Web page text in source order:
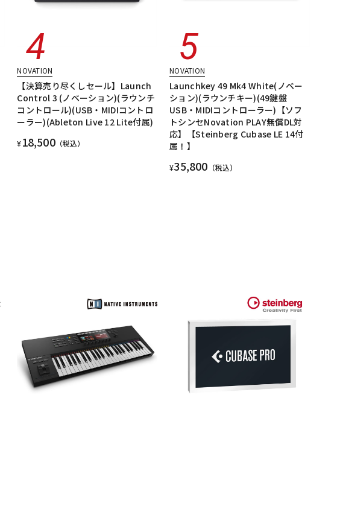
NOVATION
【決算売り尽くしセール】Launch
Control 3 (ノベーション)(ラウンチ
コントロール)(USB・MIDIコントロ
ーラー)(Ableton Live 12 Lite付属)
¥18,500（税込）
NOVATION
Launchkey 49 Mk4 White(ノベー
ション)(ラウンチキー)(49鍵盤
USB・MIDIコントローラー)【ソフ
トシンセNovation PLAY無償DL対
応】【Steinberg Cubase LE 14付
属！】
¥35,800 （税込）